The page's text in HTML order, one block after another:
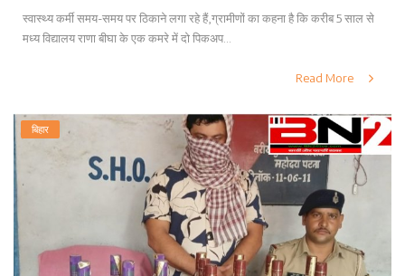
स्वास्थ्य कर्मी समय-समय पर ठिकाने लगा रहे हैं,ग्रामीणों का कहना है कि करीब 5 साल से
मध्य विद्यालय राणा बीघा के एक कमरे में दो पिकअप...
Read More
बिहार